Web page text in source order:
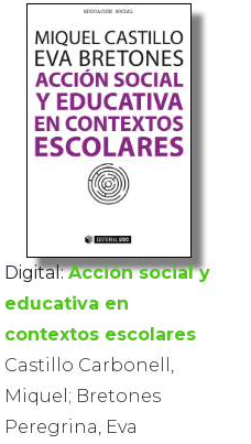
Digital: Acción social y
educativa en
contextos escolares
Castillo Carbonell,
Miquel; Bretones
Peregrina, Eva